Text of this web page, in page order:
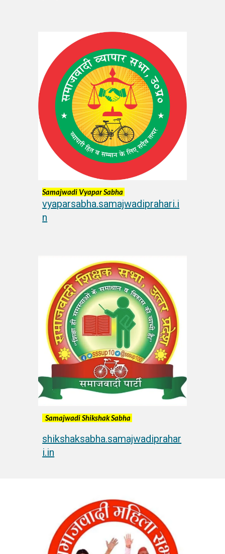
Samajwadi VyaparSabha
vyaparsabha.samajwadiprahari.i
n
Samajwadi Shikshak Sabha
shikshaksabha.samajwadiprahar
i.in